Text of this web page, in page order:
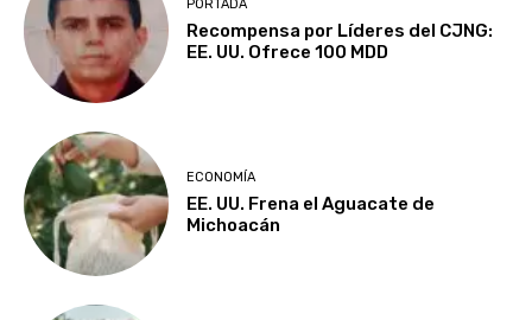
PORTADA
Recompensa por Líderes del CJNG:
EE. UU. Ofrece 100 MDD
ECONOMÍA
EE. UU. Frena el Aguacate de
Michoacán